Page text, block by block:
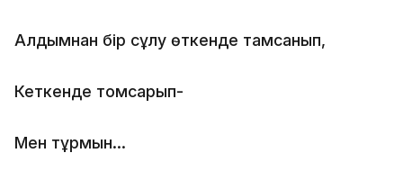
Алдымнан бір сұлу өткенде тамсанып,
Кеткенде томсарып-
Мен тұрмын...